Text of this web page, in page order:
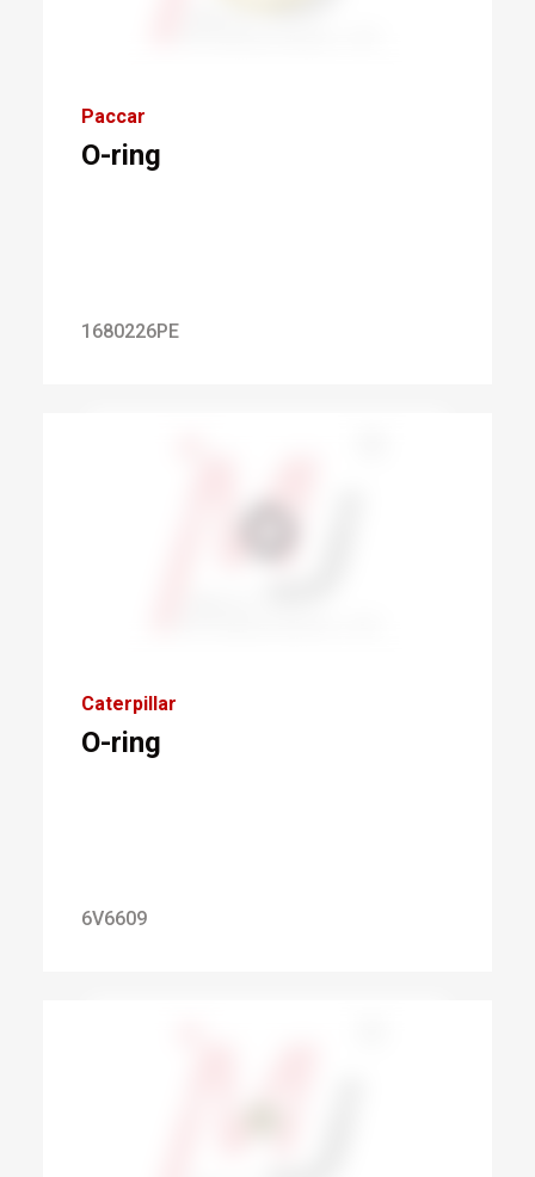
Paccar
O-ring
1680226PE
Caterpillar
O-ring
6V6609